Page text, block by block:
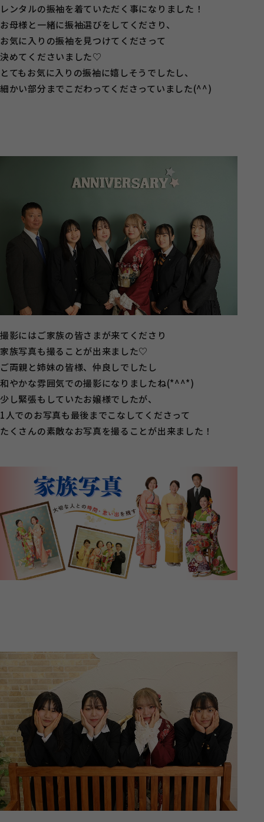
レンタルの振袖を着ていただく事になりました！
お母様と一緒に振袖選びをしてくださり、
お気に入りの振袖を見つけてくださって
決めてくださいました♡
とてもお気に入りの振袖に嬉しそうでしたし、
細かい部分までこだわってくださっていました(^^)
撮影にはご家族の皆さまが来てくださり
家族写真も撮ることが出来ました♡
ご両親と姉妹の皆様、仲良しでしたし
和やかな雰囲気での撮影になりましたね(*^^*)
少し緊張もしていたお嬢様でしたが、
1人でのお写真も最後までこなしてくださって
たくさんの素敵なお写真を撮ることが出来ました！